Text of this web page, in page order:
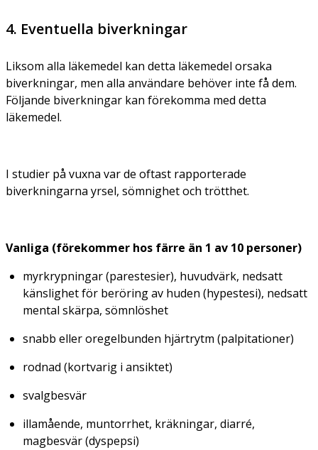
4. Eventuella biverkningar
Liksom alla läkemedel kan detta läkemedel orsaka
biverkningar, men alla användare behöver inte få dem.
Följande biverkningar kan förekomma med detta
läkemedel.
I studier på vuxna var de oftast rapporterade
biverkningarna yrsel, sömnighet och trötthet.
Vanliga (förekommer hos färre än 1 av 10 personer)
myrkrypningar (parestesier), huvudvärk, nedsatt
känslighet för beröring av huden (hypestesi), nedsatt
mental skärpa, sömnlöshet
snabb eller oregelbunden hjärtrytm (palpitationer)
rodnad (kortvarig i ansiktet)
svalgbesvär
illamående, muntorrhet, kräkningar, diarré,
magbesvär (dyspepsi)